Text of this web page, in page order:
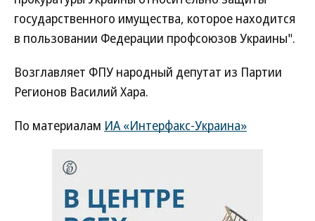
государственного имущества, которое находится
в пользовании Федерации профсоюзов Украины".
Возглавляет ФПУ народный депутат из Партии
Регионов Василий Хара.
По материалам ИА «Интерфакс-Украина»